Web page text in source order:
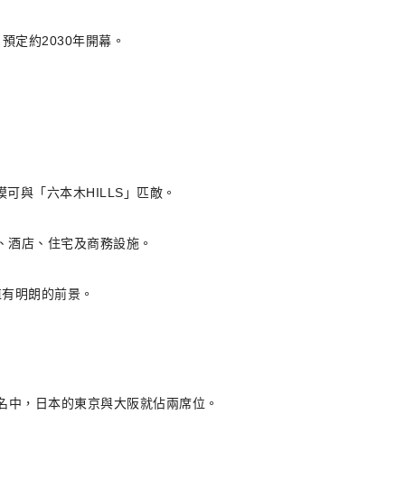
定約2030年開幕。
與「六本木HILLS」匹敵。
店、住宅及商務設施。
明朗的前景。
，日本的東京與大阪就佔兩席位。